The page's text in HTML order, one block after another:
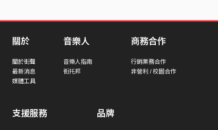
關於
關於街聲
最新消息
媒體工具
音樂人
音樂人指南
街托邦
商務合作
行銷業務合作
非營利 / 校園合作
支援服務 品牌